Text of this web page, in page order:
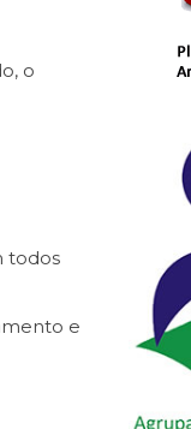
o
todos
e